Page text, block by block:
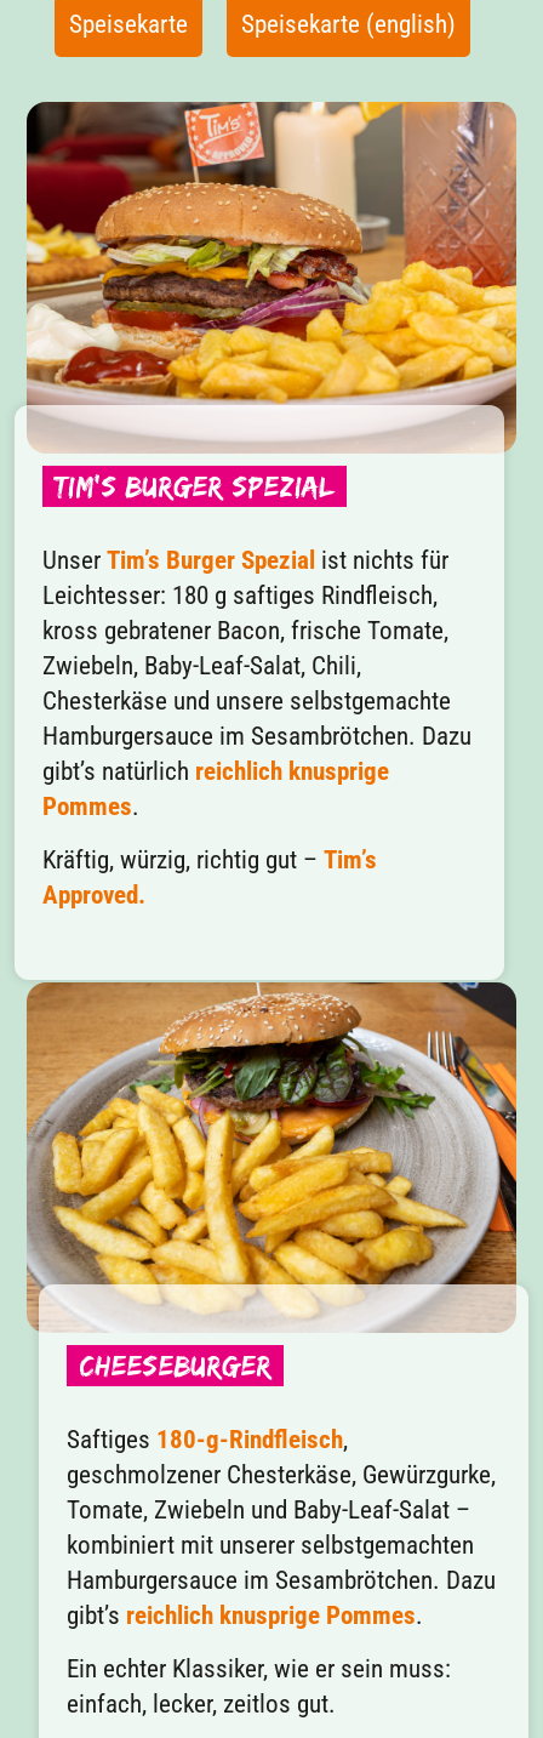
Speisekarte Speisekarte (english)
Tim’s Burger Spezial
Unser Tim’s Burger Spezial ist nichts für
Leichtesser: 180 g saftiges Rindfleisch,
kross gebratener Bacon, frische Tomate,
Zwiebeln, Baby-Leaf-Salat, Chili,
Chesterkäse und unsere selbstgemachte
Hamburgersauce im Sesambrötchen. Dazu
gibt’s natürlich reichlich knusprige
Pommes.
Kräftig, würzig, richtig gut – Tim’s
Approved.
Cheeseburger
Saftiges 180-g-Rindfleisch,
geschmolzener Chesterkäse, Gewürzgurke,
Tomate, Zwiebeln und Baby-Leaf-Salat –
kombiniert mit unserer selbstgemachten
Hamburgersauce im Sesambrötchen. Dazu
gibt’s reichlich knusprige Pommes.
Ein echter Klassiker, wie er sein muss:
einfach, lecker, zeitlos gut.